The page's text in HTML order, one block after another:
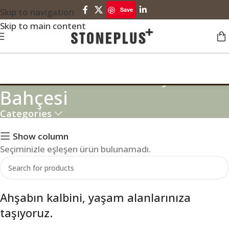
Skip to navigation
Skip to main content
Save
Bahçesi
Categories
Show column
Seçiminizle eşleşen ürün bulunamadı.
Ahşabın kalbini, yaşam alanlarınıza
taşıyoruz.